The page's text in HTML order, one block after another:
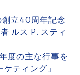
創立40周年記念
ルス P. スティ
度の主な行事を
ティング」